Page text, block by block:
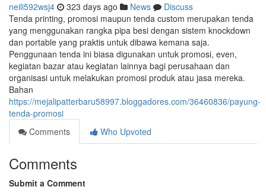
neili592wsj4 323 days ago News
Discuss
Tenda printing, promosi maupun tenda custom merupakan tenda
yang menggunakan rangka pipa besi dengan sistem knockdown
dan portable yang praktis untuk dibawa kemana saja.
Penggunaan tenda ini biasa digunakan untuk promosi, even,
kegiatan bazar atau kegiatan lainnya bagi perusahaan dan
organisasi untuk melakukan promosi produk atau jasa mereka.
Bahan
https://mejalipatterbaru58997.bloggadores.com/36460836/payung-
tenda-promosi
Comments
Who Upvoted
Comments
Submit a Comment